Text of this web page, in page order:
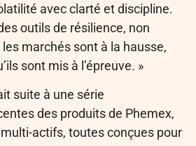
avec clarté et discipline.
outils de résilience, non
marchés sont à la hausse,
sont mis à l’épreuve. »
suite à une série
des produits de Phemex,
actifs, toutes conçues pour